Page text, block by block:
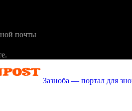
почты
Зазноба — портал для